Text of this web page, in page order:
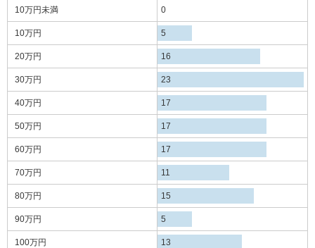
20万円
30万円
40万円
50万円
60万円
70万円
80万円
90万円
100万円
120万円
16
23
17
17
17
11
15
5
13
20